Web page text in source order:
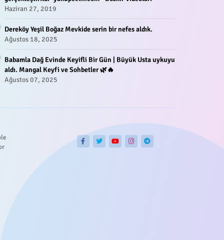
Haziran 27, 2019
Dereköy Yeşil Boğaz Mevkide serin bir nefes aldık.
Ağustos 18, 2025
Babamla Dağ Evinde Keyifli Bir Gün | Büyük Usta uykuyu
aldı. Mangal Keyfi ve Sohbetler 🌿🔥
Ağustos 07, 2025